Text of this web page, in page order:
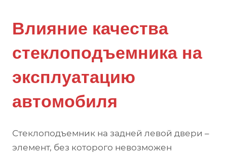
Влияние качества
стеклоподъемника на
эксплуатацию
автомобиля
Стеклоподъемник на задней левой двери –
элемент, без которого невозможен